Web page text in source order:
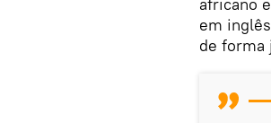
em
de forma